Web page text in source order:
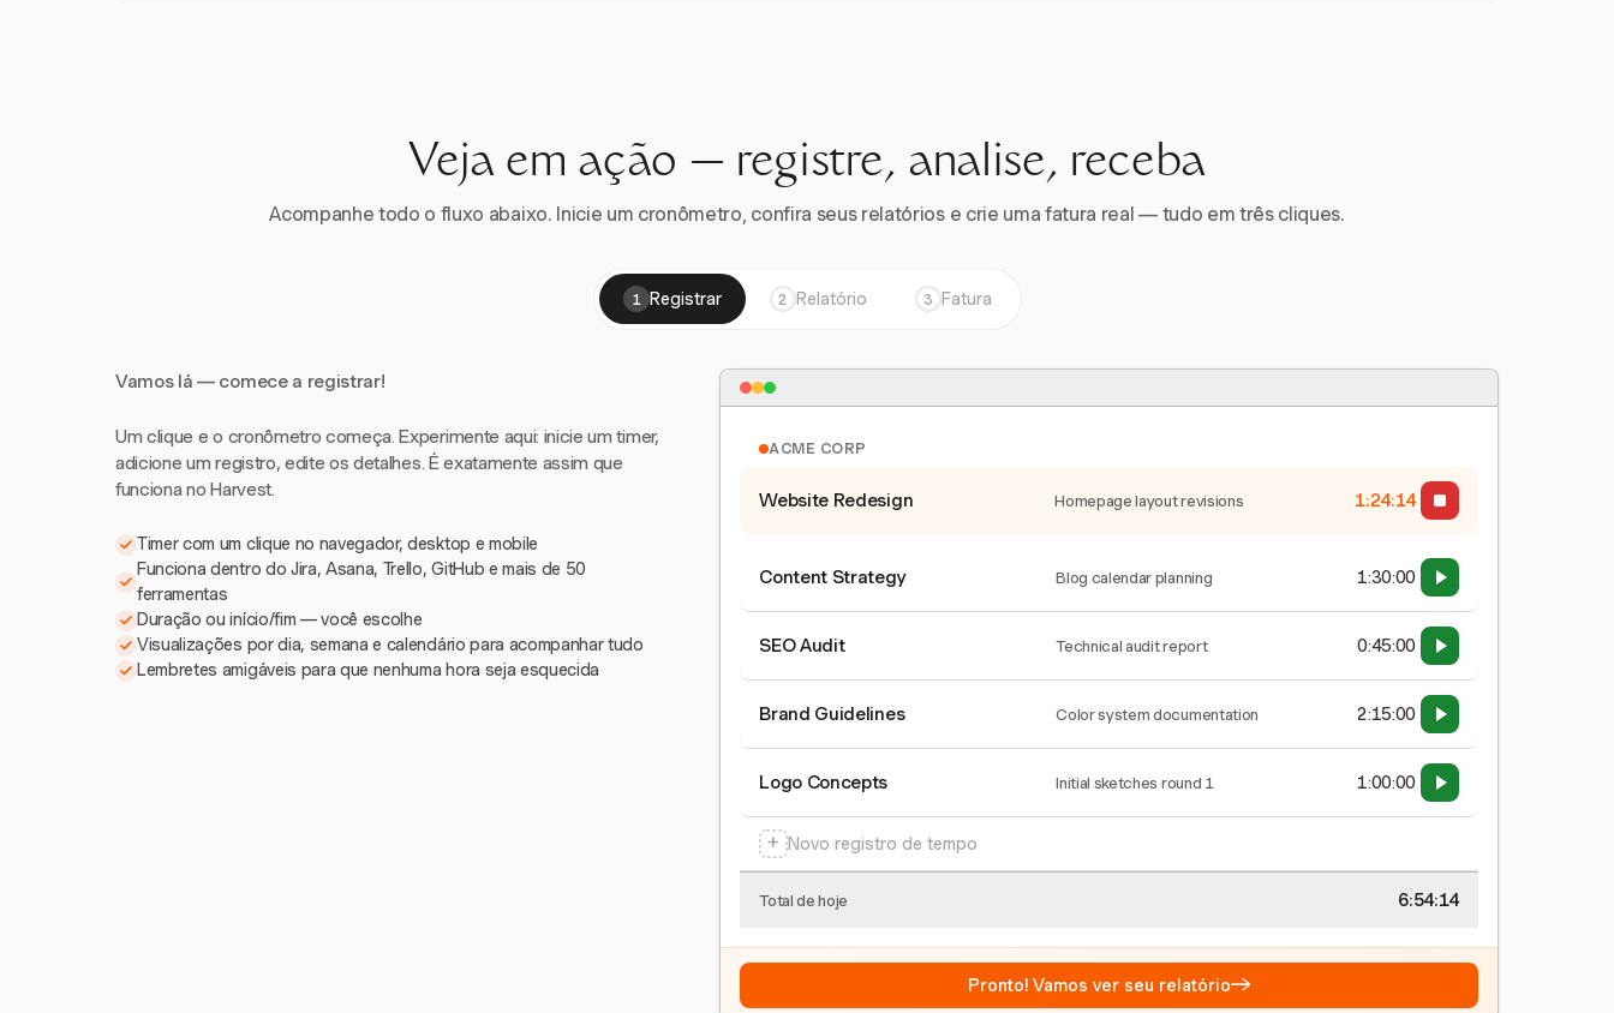
Veja em ação — registre, analise, receba
Acompanhe todo o fluxo abaixo. Inicie um cronômetro, confira seus relatórios e crie uma fatura real — tudo em três cliques.
1 Registrar 2 Relatório 3 Fatura
Vamos lá — comece a registrar!
Um clique e o cronômetro começa. Experimente aqui: inicie um timer,
adicione um registro, edite os detalhes. É exatamente assim que
funciona no Harvest.
Timer com um clique no navegador, desktop e mobile
Funciona dentro do Jira, Asana, Trello, GitHub e mais de 50
ferramentas
Duração ou início/fim — você escolhe
Visualizações por dia, semana e calendário para acompanhar tudo
Lembretes amigáveis para que nenhuma hora seja esquecida
ACME CORP
Website Redesign Homepage layout revisions 1:24:14
Content Strategy Blog calendar planning 1:30:00
SEO Audit Technical audit report 0:45:00
Brand Guidelines Color system documentation 2:15:00
Logo Concepts Initial sketches round 1 1:00:00
+ Novo registro de tempo
Total de hoje 6:54:14
Pronto! Vamos ver seu relatório→